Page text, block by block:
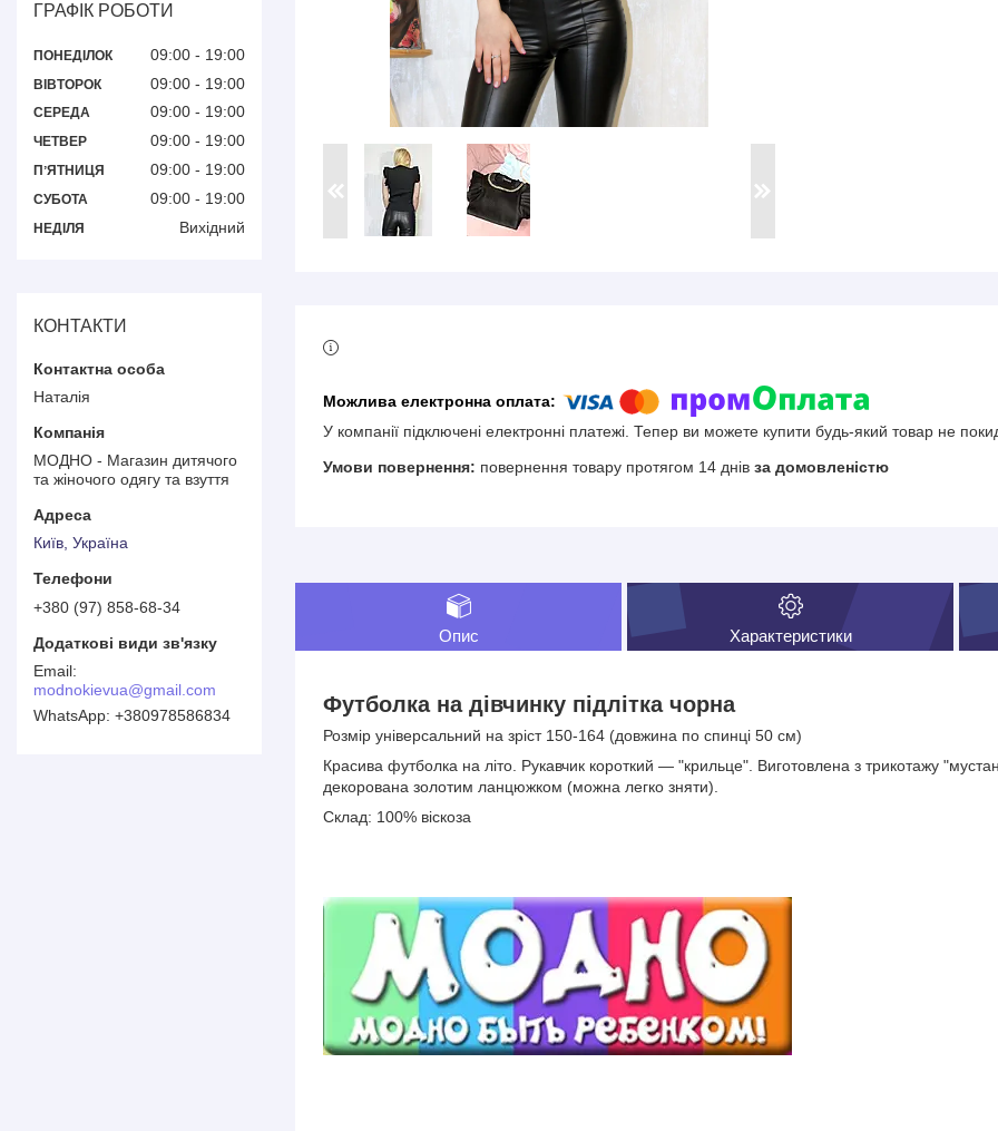
У компанії підключені електронні платежі. Тепер ви можете купити будь-який товар не
повернення товару протягом 14 днів за домовленістю
Опис Характеристики
Футболка на дівчинку підлітка чорна
Розмір універсальний на зріст 150-164 (довжина по спинці 50 см)
Красива футболка на літо. Рукавчик короткий — "крильце". Виготовлена з трикотажу
декорована золотим ланцюжком (можна легко зняти).
Склад: 100% віскоза
ГРАФІК РОБОТИ
ПОНЕДІЛОК 09:00 19:00
ВІВТОРОК 09:00 19:00
СЕРЕДА 09:00 19:00
ЧЕТВЕР 09:00 19:00
ПʼЯТНИЦЯ 09:00 19:00
СУБОТА 09:00 19:00
НЕДІЛЯ Вихідний
КОНТАКТИ
Наталія
МОДНО - Магазин дитячого
та жіночого одягу та взуття
Київ, Україна
+380 (97) 858-68-34
modnokievua@gmail.com
+380978586834